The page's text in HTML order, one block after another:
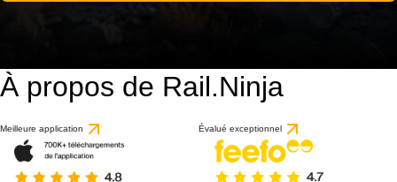
À propos de Rail.Ninja
Meilleure application Évalué exceptionnel